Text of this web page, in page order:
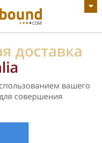
доставка
вашего
совершения